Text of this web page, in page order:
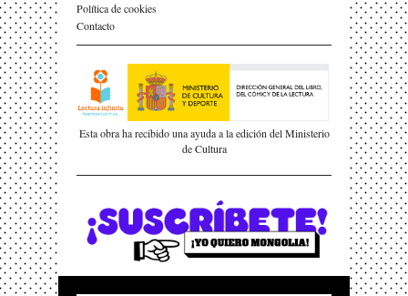
Política de cookies
Contacto
Esta obra ha recibido una ayuda a la edición del Ministerio
de Cultura